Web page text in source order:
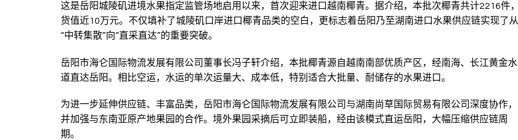
这是岳阳城陵矶进境水果指定监管场地启用以来，首次迎来进口越南椰青。据介绍，本批次椰青共计2216件，
货值近10万元。不仅填补了城陵矶口岸进口椰青品类的空白，更标志着岳阳乃至湖南进口水果供应链实现了从
“中转集散”向“直采直达”的重要突破。
岳阳市海仑国际物流发展有限公司董事长冯子轩介绍，本批椰青源自越南南部优质产区，经南海、长江黄金水
道直达岳阳。相比空运，水运的单次运量大、成本低，特别适合大批量、耐储存的水果进口。
为进一步延伸供应链、丰富品类，岳阳市海仑国际物流发展有限公司与湖南尚草国际贸易有限公司深度协作，
并加强与东南亚原产地果园的合作。境外果园采摘后可立即装船，经由该模式直运岳阳，大幅压缩供应链周
期。